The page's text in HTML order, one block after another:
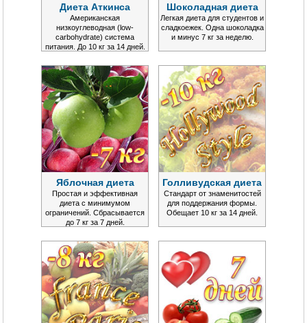
Диета Аткинса
Американская
низкоуглеводная (low-
carbohydrate) система
питания. До 10 кг за 14 дней.
Шоколадная диета
Легкая диета для студентов и
сладкоежек. Одна шоколадка
и минус 7 кг за неделю.
Яблочная диета
Простая и эффективная
диета с минимумом
ограничений. Сбрасывается
до 7 кг за 7 дней.
Голливудская диета
Стандарт от знаменитостей
для поддержания формы.
Обещает 10 кг за 14 дней.